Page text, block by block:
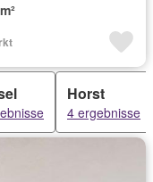
Horst
4 ergebnisse